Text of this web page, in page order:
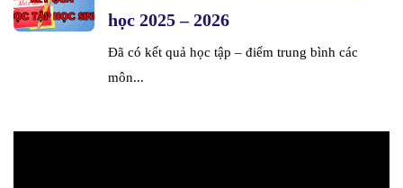
học 2025 – 2026
Đã có kết quả học tập – điểm trung bình các
môn...